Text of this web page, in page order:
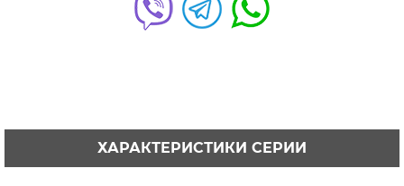
ХАРАКТЕРИСТИКИ СЕРИИ